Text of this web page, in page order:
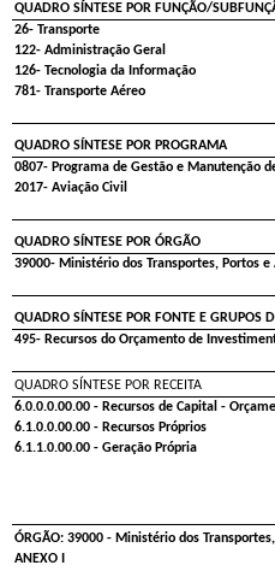
QUADRO SÍNTESE POR FUNÇÃO/
26- Transporte
122- Administração Geral
126- Tecnologia da Informação
781- Transporte Aéreo
QUADRO SÍNTESE POR PROGRAMA
0807- Programa de Gestão e Manutenção
2017- Aviação Civil
QUADRO SÍNTESE POR ÓRGÃO
39000- Ministério dos Transportes, Portos e
QUADRO SÍNTESE POR FONTE E GRUPOS
495- Recursos do Orçamento de
QUADRO SÍNTESE POR RECEITA
6.0.0.0.00.00 - Recursos de Capital -
6.1.0.0.00.00 - Recursos Próprios
6.1.1.0.00.00 - Geração Própria
ÓRGÃO: 39000 - Ministério dos
ANEXO I